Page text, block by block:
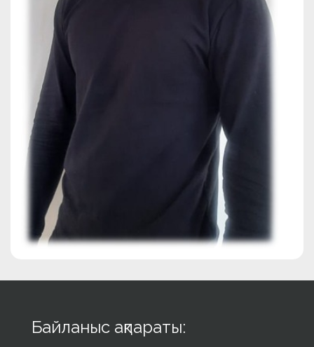
Байланыс ақпараты: